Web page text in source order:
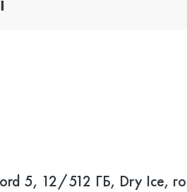
5, 12/512 ГБ, Dry Ice,